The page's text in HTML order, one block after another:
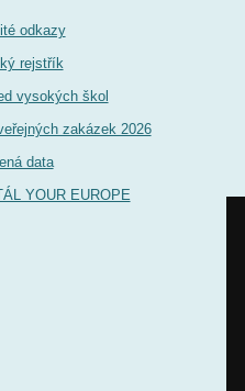
odkazy
rejstřík
vysokých škol
zakázek 2026
data
YOUR EUROPE